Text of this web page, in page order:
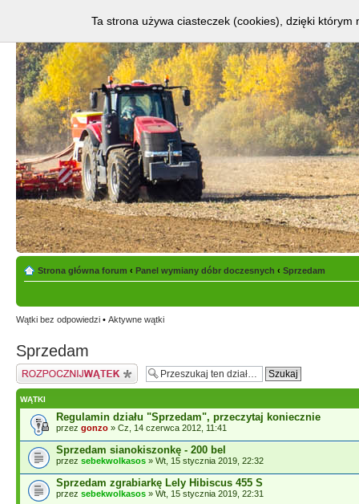
Strona główna forum ‹ Panel wymiany dóbr doczesnych ‹ Sprzedam
Wątki bez odpowiedzi • Aktywne wątki
Sprzedam
Napisz wątek
WĄTKI
Regulamin działu "Sprzedam", przeczytaj koniecznie
przez gonzo » Cz, 14 czerwca 2012, 11:41
Sprzedam sianokiszonkę - 200 bel
przez sebekwolkasos » Wt, 15 stycznia 2019, 22:32
Sprzedam zgrabiarkę Lely Hibiscus 455 S
przez sebekwolkasos » Wt, 15 stycznia 2019, 22:31
Ta strona używa ciasteczek (cookies), dzięki którym